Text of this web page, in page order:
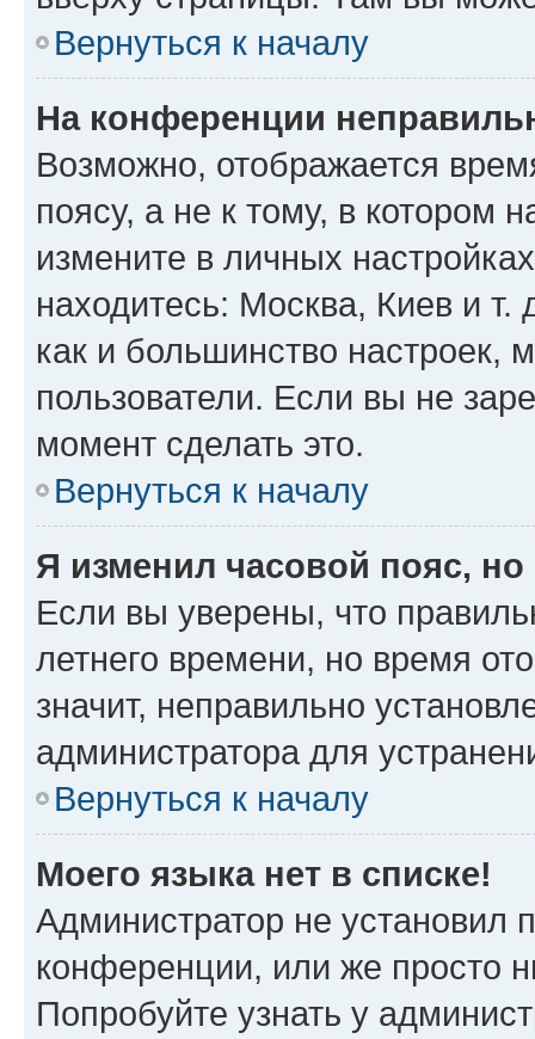
Вернуться к началу
На конференции
Возможно, отображается
поясу, а не к тому, в котором
измените в личных
находитесь: Москва, Киев и т.
как и большинство настроек,
пользователи. Если вы не
момент сделать это.
Вернуться к началу
Я изменил часовой пояс,
Если вы уверены, что
летнего времени, но время
значит, неправильно
администратора для
Вернуться к началу
Моего языка нет в списке!
Администратор не установил
конференции, или же просто
Попробуйте узнать у